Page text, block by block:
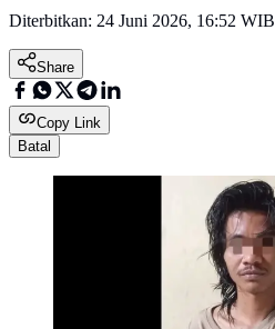
Diterbitkan: 24 Juni 2026, 16:52 WIB
Share
Copy Link
Batal